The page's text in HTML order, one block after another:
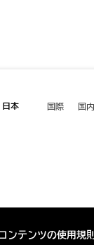
日本 国際 国内
ンテンツの使用規則